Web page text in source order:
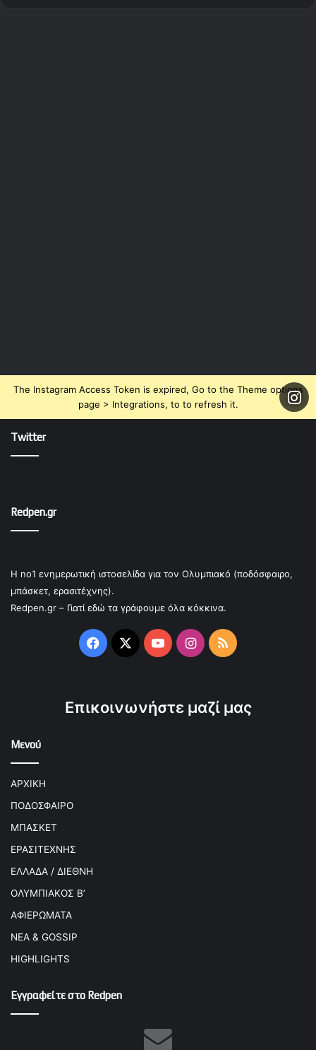
The Instagram Access Token is expired, Go to the Theme options
page > Integrations, to to refresh it.
Twitter
Redpen.gr
Η no1 ενημερωτική ιστοσελίδα για τον Ολυμπιακό (ποδόσφαιρο,
μπάσκετ, ερασιτέχνης).
Redpen.gr – Γιατί εδώ τα γράφουμε όλα κόκκινα.
Facebook
X YouTubeInstagram
RSS
Επικοινωνήστε μαζί μας
Μενού
ΑΡΧΙΚΗ
ΠΟΔΟΣΦΑΙΡΟ
ΜΠΑΣΚΕΤ
ΕΡΑΣΙΤΕΧΝΗΣ
ΕΛΛΑΔΑ / ΔΙΕΘΝΗ
ΟΛΥΜΠΙΑΚΟΣ Β’
ΑΦΙΕΡΩΜΑΤΑ
ΝΕΑ & GOSSIP
HIGHLIGHTS
Εγγραφείτε στο Redpen